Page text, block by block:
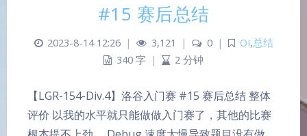
Sans Serif
关闭 日落 灰度
#15 赛后总结
2023-8-14 12:26 | 3,121 | 0 | OI,总结
340 字 | 2 分钟
【LGR-154-Div.4】洛谷入门赛 #15 赛后总结 整体
评价 以我的水平就只能做做入门赛了，其他的比赛